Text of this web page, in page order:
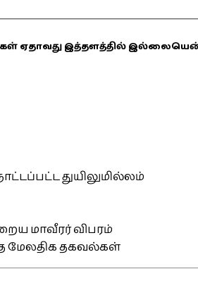
ஏதாவது இத்தளத்தில்
துயிலுமில்லம்
மாவீரர் விபரம்
மேலதிக தகவல்கள்